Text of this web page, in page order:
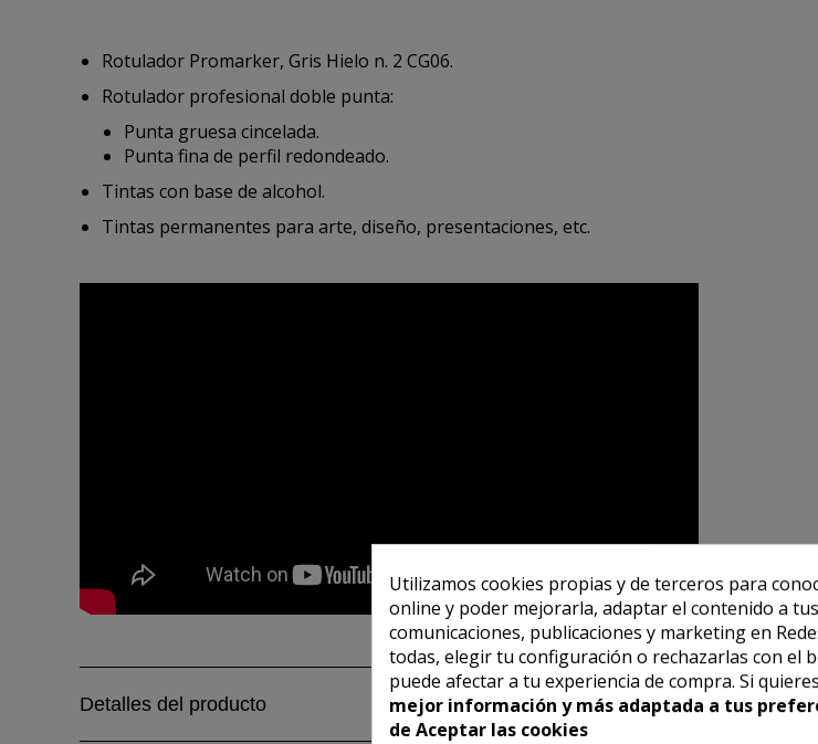
Rotulador Promarker, Gris Hielo n. 2 CG06.
Rotulador profesional doble punta:
Punta gruesa cincelada.
Punta fina de perfil redondeado.
Tintas con base de alcohol.
Tintas permanentes para arte, diseño, presentaciones, etc.
Detalles del producto
Utilizamos cookies propias y de terceros para
online y poder mejorarla, adaptar el contenido a
comunicaciones, publicaciones y marketing en
todas, elegir tu configuración o rechazarlas con el
puede afectar a tu experiencia de compra. Si
mejor información y más adaptada a tus
de Aceptar las cookies